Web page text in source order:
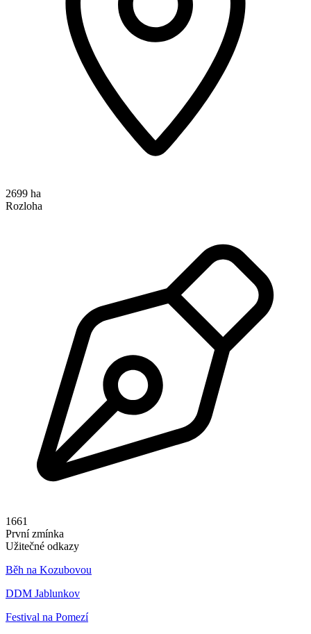
2699 ha
Rozloha
1661
První zmínka
Užitečné odkazy
Běh na Kozubovou
DDM Jablunkov
Festival na Pomezí